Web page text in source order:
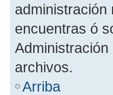
administración
encuentras ó
archivos.
Arriba